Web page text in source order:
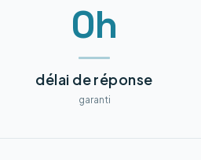
0h
délai de réponse
garanti